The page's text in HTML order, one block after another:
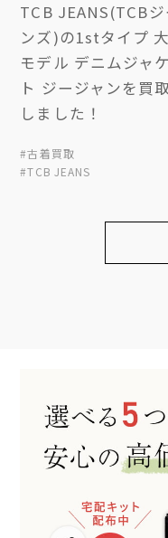
TCB JEANS(TCBジ
ンズ)の1stタイプ
モデル デニムジャ
ト ジージャンを買
しました！
#古着買取
#TCB JEANS